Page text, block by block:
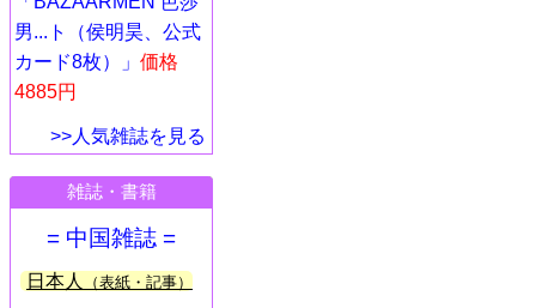
男...ト（侯明昊、公式
カード8枚）」 価格
4885円
>>人気雑誌を見る
雑誌・書籍
= 中国雑誌 =
日本人 （表紙・記事）